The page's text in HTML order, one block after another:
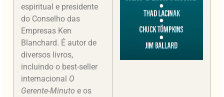
espiritual e presidente
do Conselho das
Empresas Ken
Blanchard. É autor de
diversos livros,
incluindo o best-seller
internacional O
Gerente-Minuto e os